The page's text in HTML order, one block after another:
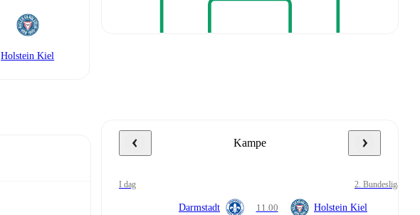
Holstein Kiel
Kampe
i dag 2. Bundesliga
Darmstadt 11.00 Holstein Kiel